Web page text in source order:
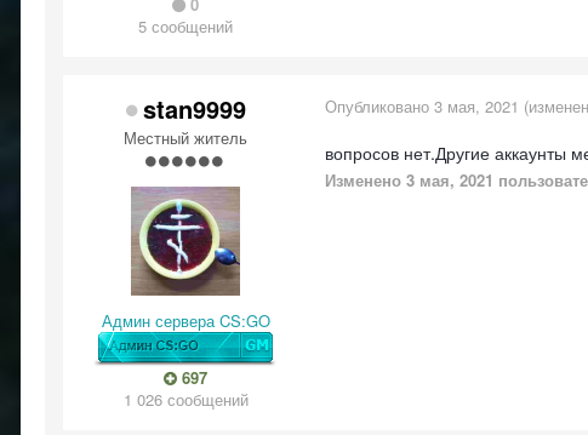
5 сообщений
stan9999
Местный житель
Админ сервера CS:GO
697
1 026 сообщений
Опубликовано 3 мая, 2021
вопросов нет.Другие аккаунты
Изменено 3 мая, 2021